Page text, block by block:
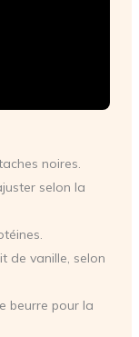
noires.
selon la
de vanille, selon
beurre pour la